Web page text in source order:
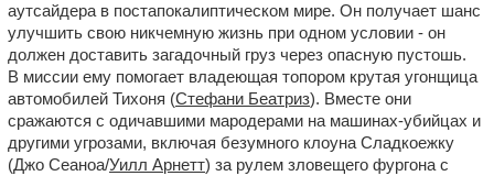
аутсайдера в постапокалиптическом мире. Он получает шанс
улучшить свою никчемную жизнь при одном условии - он
должен доставить загадочный груз через опасную пустошь.
В миссии ему помогает владеющая топором крутая угонщица
автомобилей Тихоня (Стефани Беатриз). Вместе они
сражаются с одичавшими мародерами на машинах-убийцах и
другими угрозами, включая безумного клоуна Сладкоежку
(Джо Сеаноа/Уилл Арнетт) за рулем зловещего фургона с